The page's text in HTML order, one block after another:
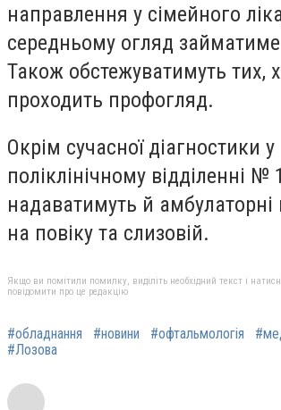
направлення у сімейного
середньому огляд
Також обстежуватимуть тих,
проходить профогляд.
Окрім сучасної діагностики у
поліклінічному відділенні № 1
надаватимуть й амбулаторні
на повіку та слизовій.
Якщо ви помітили помилку, виділіть необхідний текст і
повідомити про це редакцію
#обладнання #новини #офтальмологія
#Лозова